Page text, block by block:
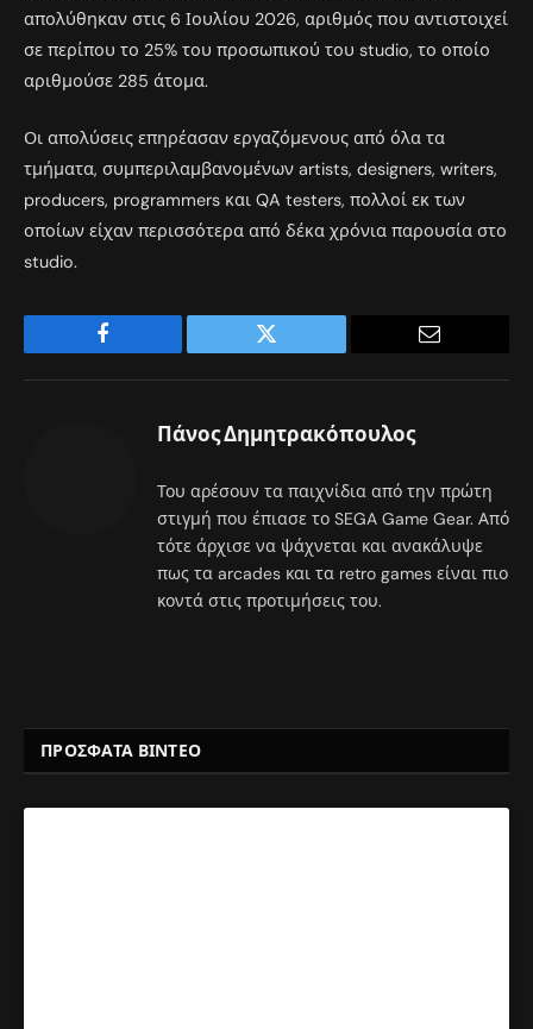
απολύθηκαν στις 6 Ιουλίου 2026, αριθμός που αντιστοιχεί
σε περίπου το 25% του προσωπικού του studio, το οποίο
αριθμούσε 285 άτομα.
Οι απολύσεις επηρέασαν εργαζόμενους από όλα τα
τμήματα, συμπεριλαμβανομένων artists, designers, writers,
producers, programmers και QA testers, πολλοί εκ των
οποίων είχαν περισσότερα από δέκα χρόνια παρουσία στο
studio.
Facebook Twitter
Πάνος Δημητρακόπουλος
Του αρέσουν τα παιχνίδια από την πρώτη
στιγμή που έπιασε το SEGA Game Gear. Από
τότε άρχισε να ψάχνεται και ανακάλυψε
πως τα arcades και τα retro games είναι πιο
κοντά στις προτιμήσεις του.
ΠΡΟΣΦΑΤΑ ΒΙΝΤΕΟ